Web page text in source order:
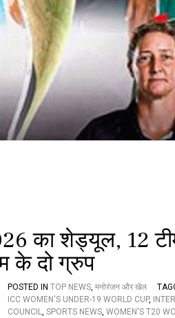
का शेड्यूल, 12
के दो ग्रुप
POSTED IN TOP NEWS, मनोरंजन और खेल
ICC WOMEN'S UNDER-19 WORLD CUP,
COUNCIL, SPORTS NEWS, WOMEN'S T20